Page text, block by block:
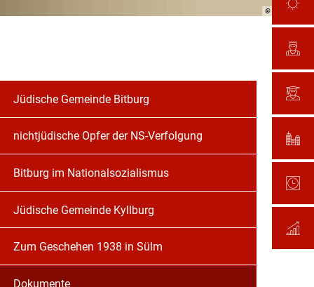
© Stadt Bitburg
Jüdische Gemeinde Bitburg
nichtjüdische Opfer der NS-Verfolgung
Bitburg im Nationalsozialismus
Jüdische Gemeinde Kyllburg
Zum Geschehen 1938 in Sülm
Dokumente